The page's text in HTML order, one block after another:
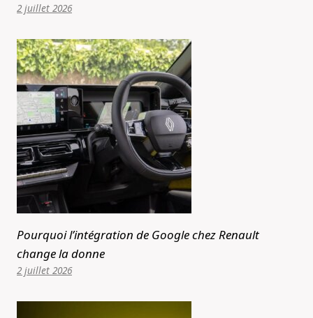
2 juillet 2026
Pourquoi l’intégration de Google chez Renault
change la donne
2 juillet 2026